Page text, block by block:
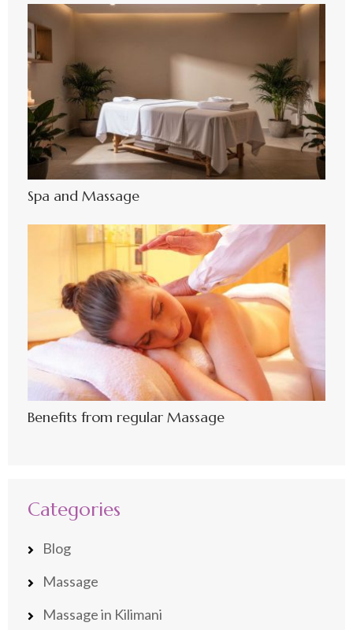
Spa and Massage
Benefits from regular Massage
Categories
Blog
Massage
Massage in Kilimani